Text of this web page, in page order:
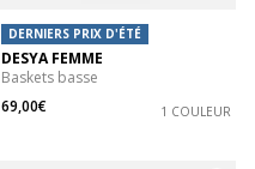
DERNIERS PRIX D'ÉTÉ
DESYA FEMME
Baskets basse
69,00€
1 COULEUR